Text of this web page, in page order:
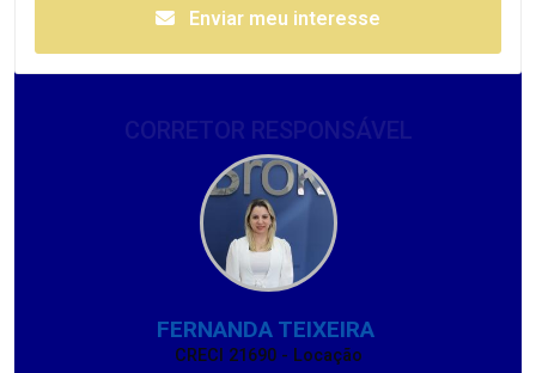
Enviar meu interesse
FERNANDA TEIXEIRA
CRECI 21690 - Locação